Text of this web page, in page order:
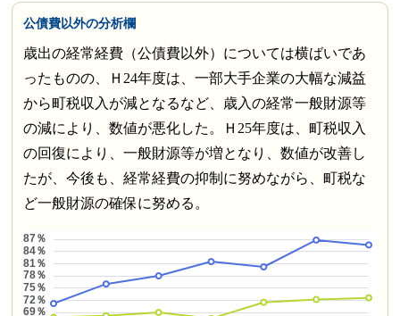
公債費以外の分析欄
歳出の経常経費（公債費以外）については横ばいであ
ったものの、Ｈ24年度は、一部大手企業の大幅な減益
から町税収入が減となるなど、歳入の経常一般財源等
の減により、数値が悪化した。Ｈ25年度は、町税収入
の回復により、一般財源等が増となり、数値が改善し
たが、今後も、経常経費の抑制に努めながら、町税な
ど一般財源の確保に努める。